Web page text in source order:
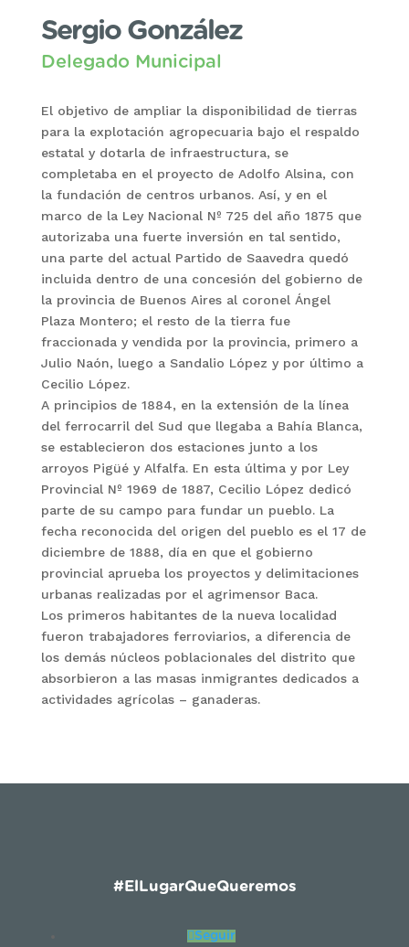
Sergio González
Delegado Municipal
El objetivo de ampliar la disponibilidad de tierras
para la explotación agropecuaria bajo el respaldo
estatal y dotarla de infraestructura, se
completaba en el proyecto de Adolfo Alsina, con
la fundación de centros urbanos. Así, y en el
marco de la Ley Nacional Nº 725 del año 1875 que
autorizaba una fuerte inversión en tal sentido,
una parte del actual Partido de Saavedra quedó
incluida dentro de una concesión del gobierno de
la provincia de Buenos Aires al coronel Ángel
Plaza Montero; el resto de la tierra fue
fraccionada y vendida por la provincia, primero a
Julio Naón, luego a Sandalio López y por último a
Cecilio López.
A principios de 1884, en la extensión de la línea
del ferrocarril del Sud que llegaba a Bahía Blanca,
se establecieron dos estaciones junto a los
arroyos Pigüé y Alfalfa. En esta última y por Ley
Provincial Nº 1969 de 1887, Cecilio López dedicó
parte de su campo para fundar un pueblo. La
fecha reconocida del origen del pueblo es el 17 de
diciembre de 1888, día en que el gobierno
provincial aprueba los proyectos y delimitaciones
urbanas realizadas por el agrimensor Baca.
Los primeros habitantes de la nueva localidad
fueron trabajadores ferroviarios, a diferencia de
los demás núcleos poblacionales del distrito que
absorbieron a las masas inmigrantes dedicados a
actividades agrícolas – ganaderas.
#ElLugarQueQueremos
Seguir